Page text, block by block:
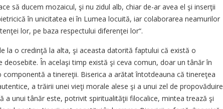
să ducem mozaicul, şi nu zidul alb, chiar de-ar avea el şi inserţii
în unicitatea ei în Lumea locuită, iar colaborarea neamurilor
lor, pe baza respectului diferenţei lor“.
la o credinţă la alta, şi aceasta datorită faptului că există o
În acelaşi timp există şi ceva comun, doar un tânăr în
a tinereţii. Biserica a arătat întotdeauna că tinereţea
a trăirii unei vieţi morale alese şi a unui zel de propovăduire
a unui tânăr este, potrivit spiritualităţii filocalice, mintea trează şi